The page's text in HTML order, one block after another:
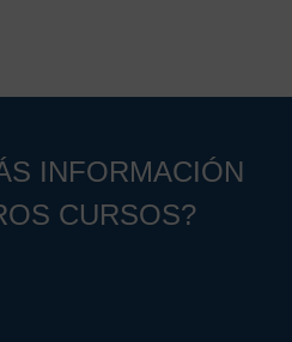
INFORMACIÓN
CURSOS?